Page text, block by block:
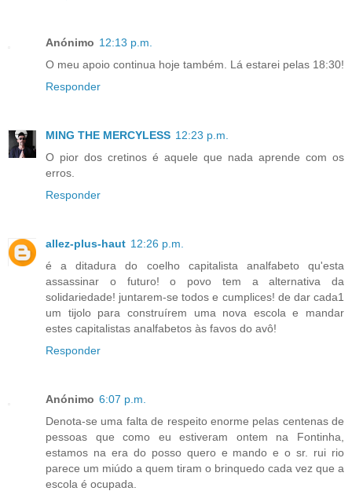
Anónimo 12:13 p.m.
O meu apoio continua hoje também. Lá estarei pelas 18:30!
Responder
MING THE MERCYLESS 12:23 p.m.
O pior dos cretinos é aquele que nada aprende com os
erros.
Responder
allez-plus-haut 12:26 p.m.
é a ditadura do coelho capitalista analfabeto qu'esta
assassinar o futuro! o povo tem a alternativa da
solidariedade! juntarem-se todos e cumplices! de dar cada1
um tijolo para construírem uma nova escola e mandar
estes capitalistas analfabetos às favos do avô!
Responder
Anónimo 6:07 p.m.
Denota-se uma falta de respeito enorme pelas centenas de
pessoas que como eu estiveram ontem na Fontinha,
estamos na era do posso quero e mando e o sr. rui rio
parece um miúdo a quem tiram o brinquedo cada vez que a
escola é ocupada.